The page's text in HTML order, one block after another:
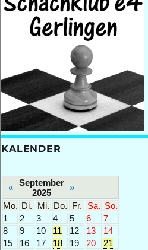
KALENDER
« September
2025
»
Mo. Di. Mi. Do. Fr. Sa. So.
1
2 3 4 5 6
7
8
9 10 11 12 13
14
15
16 17 18 19 20
21